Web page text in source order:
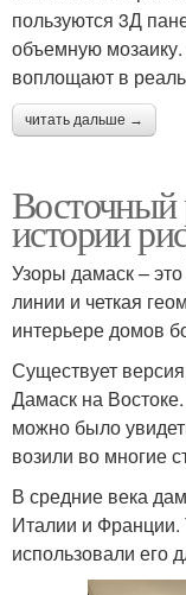
пользуются 3Д
объемную
воплощают в
читать дальше →
Восточный
истории
Узоры дамаск –
линии и четкая
интерьере домов
Существует
Дамаск на
можно было
возили во многие
В средние века
Италии и
использовали его